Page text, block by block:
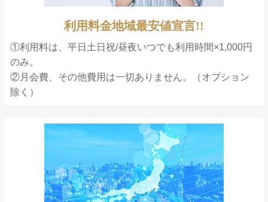
利用料金地域最安値宣言!!
①利用料は、平日土日祝/昼夜いつでも利用時間×1,000円
のみ。
②月会費、その他費用は一切ありません。（オプション
除く）